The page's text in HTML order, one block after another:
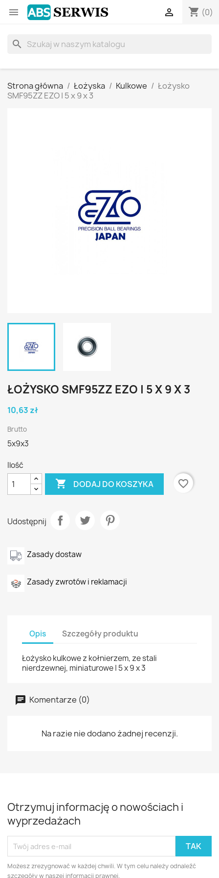
 shopping_cart (0)

search
Strona główna Łożyska Kulkowe
Łożysko
SMF95ZZ EZO | 5 x 9 x 3
ŁOŻYSKO SMF95ZZ EZO | 5 X 9 X 3
10,63 zł
Brutto
5x9x3
Ilość
 DODAJ DO KOSZYKA favorite_border
Udostępnij
Zasady dostaw
Zasady zwrotów i reklamacji
Opis Szczegóły produktu
Łożysko kulkowe z kołnierzem, ze stali
nierdzewnej, miniaturowe | 5 x 9 x 3
Komentarze (0)
Na razie nie dodano żadnej recenzji.
Otrzymuj informację o nowościach i
wyprzedażach
Możesz zrezygnować w każdej chwili. W tym celu należy odnaleźć
szczegóły w naszej informacji prawnej.